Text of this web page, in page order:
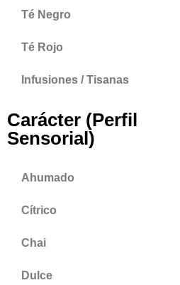
Té Negro
Té Rojo
Infusiones / Tisanas
Carácter (Perfil
Sensorial)
Ahumado
Cítrico
Chai
Dulce